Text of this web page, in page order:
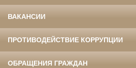
ВАКАНСИИ
ПРОТИВОДЕЙСТВИЕ КОРРУПЦИИ
ОБРАЩЕНИЯ ГРАЖДАН